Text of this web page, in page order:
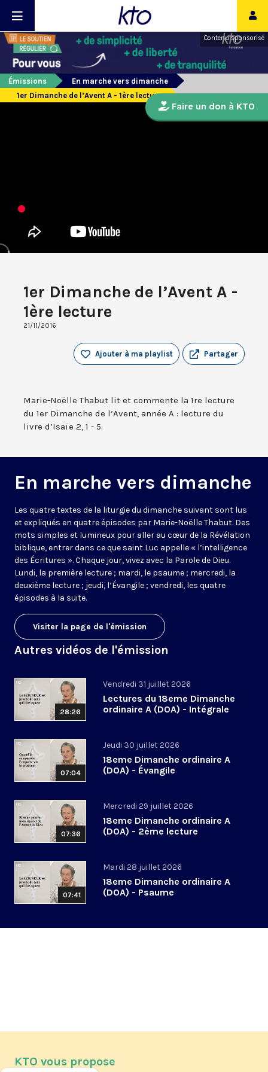
Contenu sponsorisé
Émissions
En marche vers dimanche
1er Dimanche de l’Avent A - 1ère lecture
1er Dimanche de l’Avent A -
1ère lecture
21/11/2016
Partager
Ajouter à ma playlist
Marie-Noëlle Thabut lit et commente la 1re lecture
du 1er Dimanche de l’Avent, année A : lecture du
livre d’Isaïe 2, 1 - 5.
En marche vers dimanche
Les quatre textes de la liturgie du dimanche suivant sont lus
et expliqués en quatre épisodes par Marie-Noëlle Thabut. Des
mots simples et lumineux pour aller au cœur de la Révélation
biblique, entrer dans ce que saint Luc appelle « l’intelligence
des Écritures ». Chaque jour, vivez avec la Parole de Dieu.
Lundi, la première lecture ; mardi, le psaume ; mercredi, la
deuxième lecture ; jeudi, l’Évangile ; vendredi, les quatre
épisodes à la suite.
Visiter la page de l'émission
Autres vidéos de l'émission
28:26
Vendredi 31 juillet 2026
Lectures du 18eme Dimanche
ordinaire A (DOA) - Intégrale
07:04
Jeudi 30 juillet 2026
18eme Dimanche ordinaire A
(DOA) - Évangile
07:36
Mercredi 29 juillet 2026
18eme Dimanche ordinaire A
(DOA) - 2ème lecture
07:41
Mardi 28 juillet 2026
18eme Dimanche ordinaire A
(DOA) - Psaume
Faire un don à KTO
KTO vous propose